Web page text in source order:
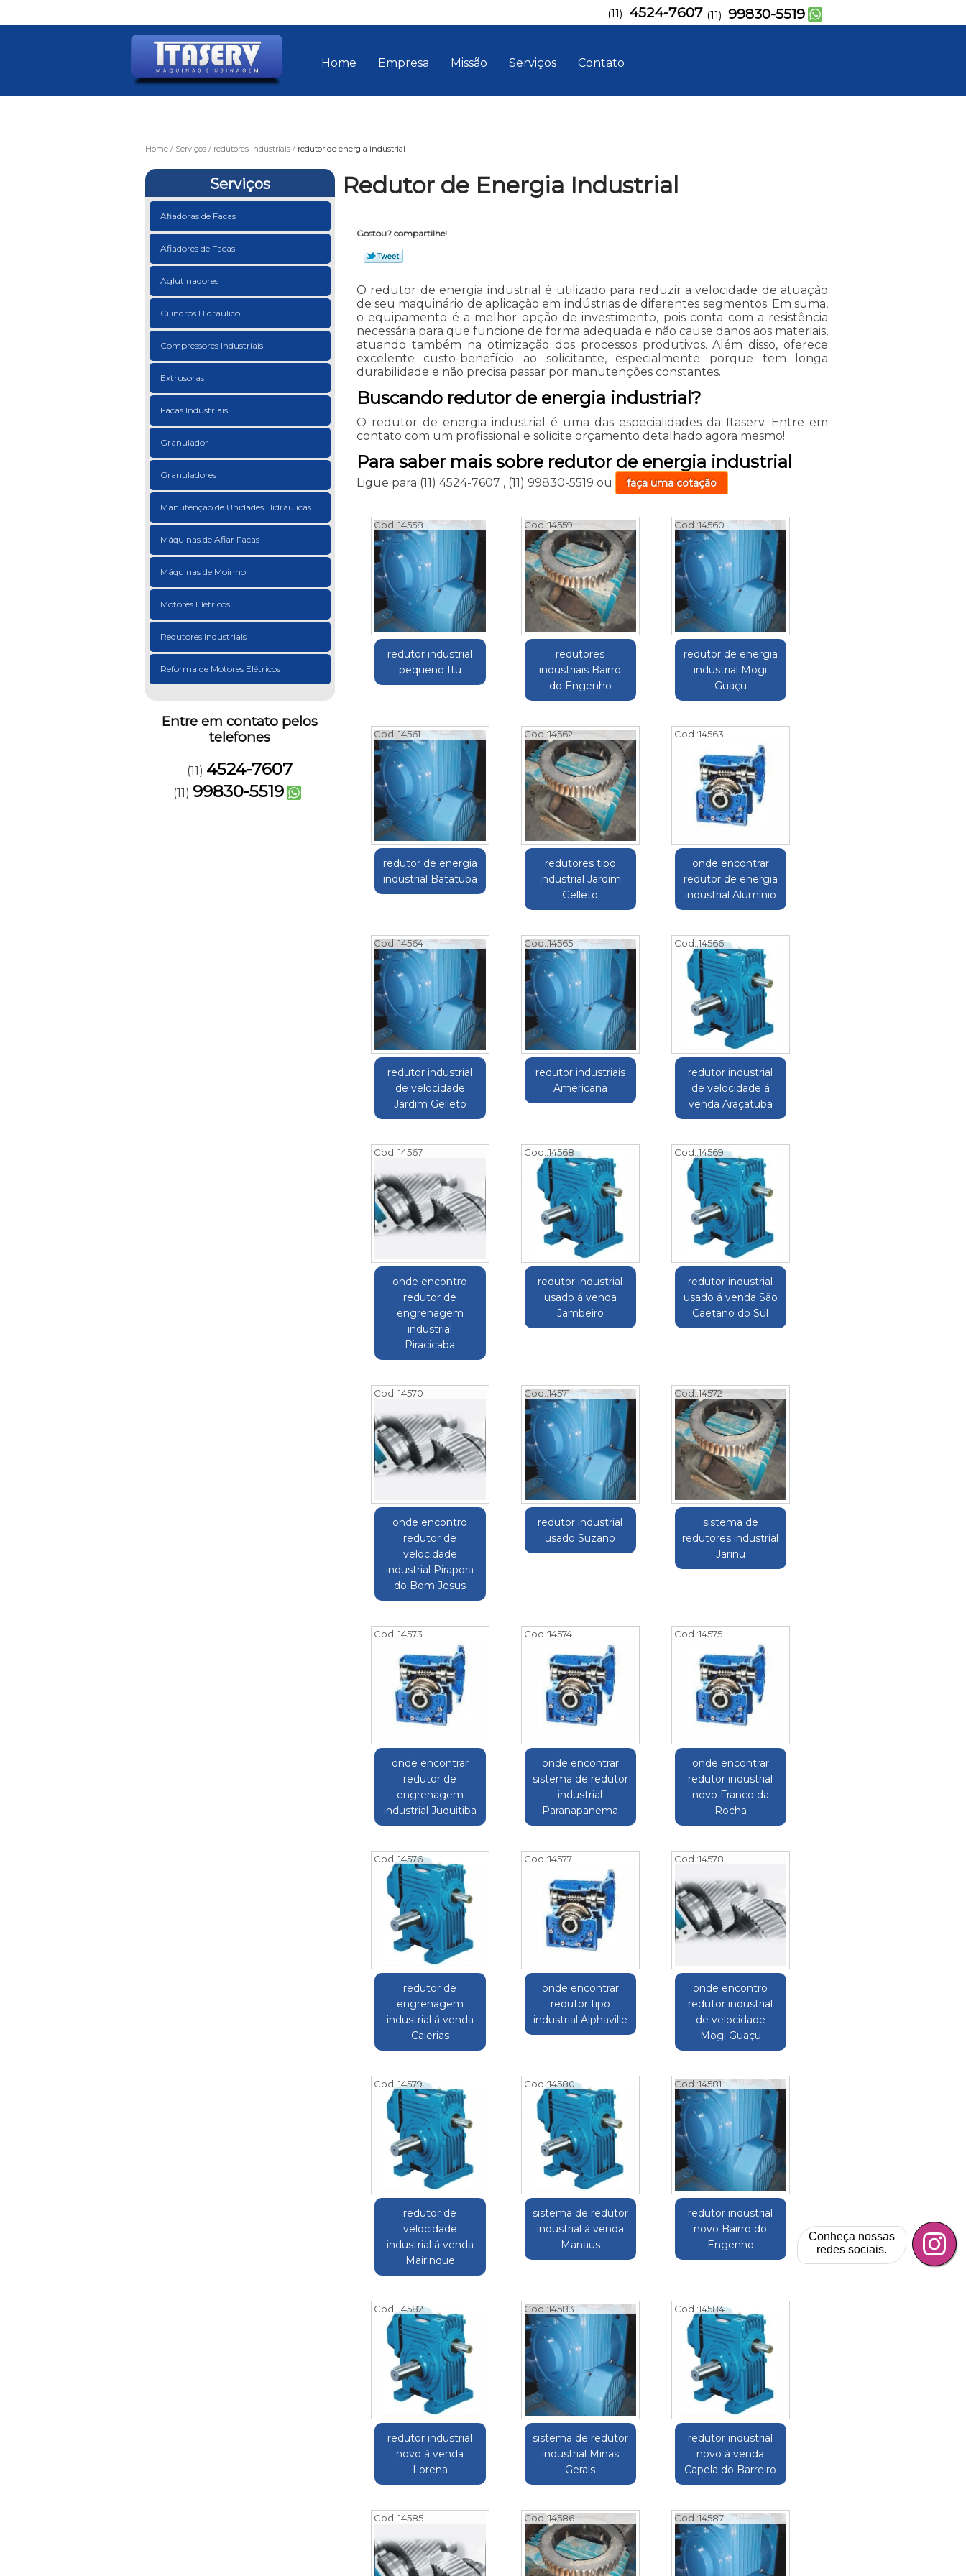
Home Empresa Missão Serviços Contato
(11) 4524-7607 (11) 99830-5519
Home Serviços redutores industriais redutor de energia industrial
Serviços
Afiadoras de Facas
Afiadores de Facas
Aglutinadores
Cilindros Hidráulico
Compressores Industriais
Extrusoras
Facas Industriais
Granulador
Granuladores
Manutenção de Unidades Hidráulicas
Máquinas de Afiar Facas
Máquinas de Moinho
Motores Elétricos
Redutores Industriais
Reforma de Motores Elétricos
Entre em contato pelos
telefones
(11) 4524-7607
(11) 99830-5519
Redutor de Energia Industrial
Gostou? compartilhe!
O redutor de energia industrial é utilizado para reduzir a velocidade de atuação
de seu maquinário de aplicação em indústrias de diferentes segmentos. Em suma,
o equipamento é a melhor opção de investimento, pois conta com a resistência
necessária para que funcione de forma adequada e não cause danos aos materiais,
atuando também na otimização dos processos produtivos. Além disso, oferece
excelente custo-benefício ao solicitante, especialmente porque tem longa
durabilidade e não precisa passar por manutenções constantes.
Buscando redutor de energia industrial?
O redutor de energia industrial é uma das especialidades da Itaserv. Entre em
contato com um profissional e solicite orçamento detalhado agora mesmo!
Para saber mais sobre redutor de energia industrial
Ligue para (11) 4524-7607 , (11) 99830-5519 ou faça uma cotação
Cod.:14558
redutor industrial
pequeno Itu
Cod.:14559
redutores
industriais Bairro
do Engenho
Cod.:14560
redutor de energia
industrial Mogi
Guaçu
Cod.:14561
redutor de energia
industrial Batatuba
Cod.:14562
redutores tipo
industrial Jardim
Gelleto
Cod.:14563
onde encontrar
redutor de energia
industrial Alumínio
Cod.:14564
redutor industrial
de velocidade
Jardim Gelleto
Cod.:14565
redutor industriais
Americana
Cod.:14566
redutor industrial
de velocidade á
venda Araçatuba
Cod.:14567
onde encontro
redutor de
engrenagem
industrial
Piracicaba
Cod.:14568
redutor industrial
usado á venda
Jambeiro
Cod.:14569
redutor industrial
usado á venda São
Caetano do Sul
Cod.:14570
onde encontro
redutor de
velocidade
industrial Pirapora
do Bom Jesus
Cod.:14571
redutor industrial
usado Suzano
Cod.:14572
sistema de
redutores industrial
Jarinu
Cod.:14573
onde encontrar
redutor de
engrenagem
industrial Juquitiba
Cod.:14574
onde encontrar
sistema de redutor
industrial
Paranapanema
Cod.:14575
onde encontrar
redutor industrial
novo Franco da
Rocha
Cod.:14576
redutor de
engrenagem
industrial á venda
Caierias
Cod.:14577
onde encontrar
redutor tipo
industrial Alphaville
Cod.:14578
onde encontro
redutor industrial
de velocidade
Mogi Guaçu
Cod.:14579
redutor de
velocidade
industrial á venda
Mairinque
Cod.:14580
sistema de redutor
industrial á venda
Manaus
Cod.:14581
redutor industrial
novo Bairro do
Engenho
Cod.:14582
redutor industrial
novo á venda
Lorena
Cod.:14583
sistema de redutor
industrial Minas
Gerais
Cod.:14584
redutor industrial
novo á venda
Capela do Barreiro
Cod.:14585 Cod.:14586 Cod.:14587
Conheça nossas
redes sociais.